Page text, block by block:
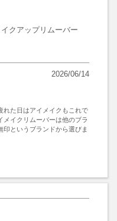
クアップリムーバー
2026/06/14
れた日はアイメイクもこれで
イクリムーバーは他のブラ
というブランドから選びま